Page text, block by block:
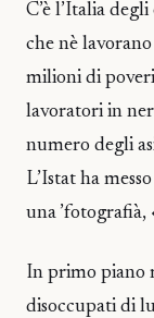
C’è l’Italia
che nè
milioni di
lavoratori in
numero degli
L’Istat ha
una ’fotografià,
In primo piano
disoccupati di